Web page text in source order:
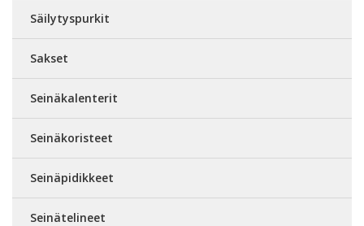
Säilytyspurkit
Sakset
Seinäkalenterit
Seinäkoristeet
Seinäpidikkeet
Seinätelineet